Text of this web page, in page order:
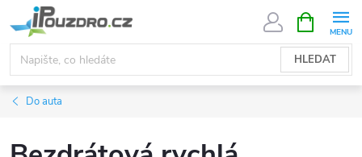
na
obsah
HLEDAT
NÁKUPNÍ
KOŠÍK
Do auta